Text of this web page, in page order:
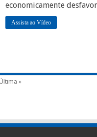
economicamente
Assista ao Vídeo
»